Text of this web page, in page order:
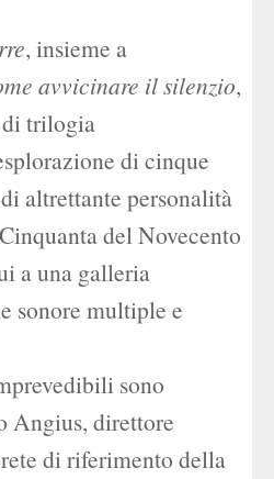
, insieme a
avvicinare il silenzio,
di trilogia
di cinque
altrettante personalità
del Novecento
a una galleria
sonore multiple e
sono
Angius, direttore
di riferimento della